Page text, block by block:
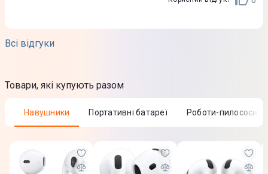
Всі відгуки
Товари, які купують разом
Навушники Портативні батареї Роботи-пилососи